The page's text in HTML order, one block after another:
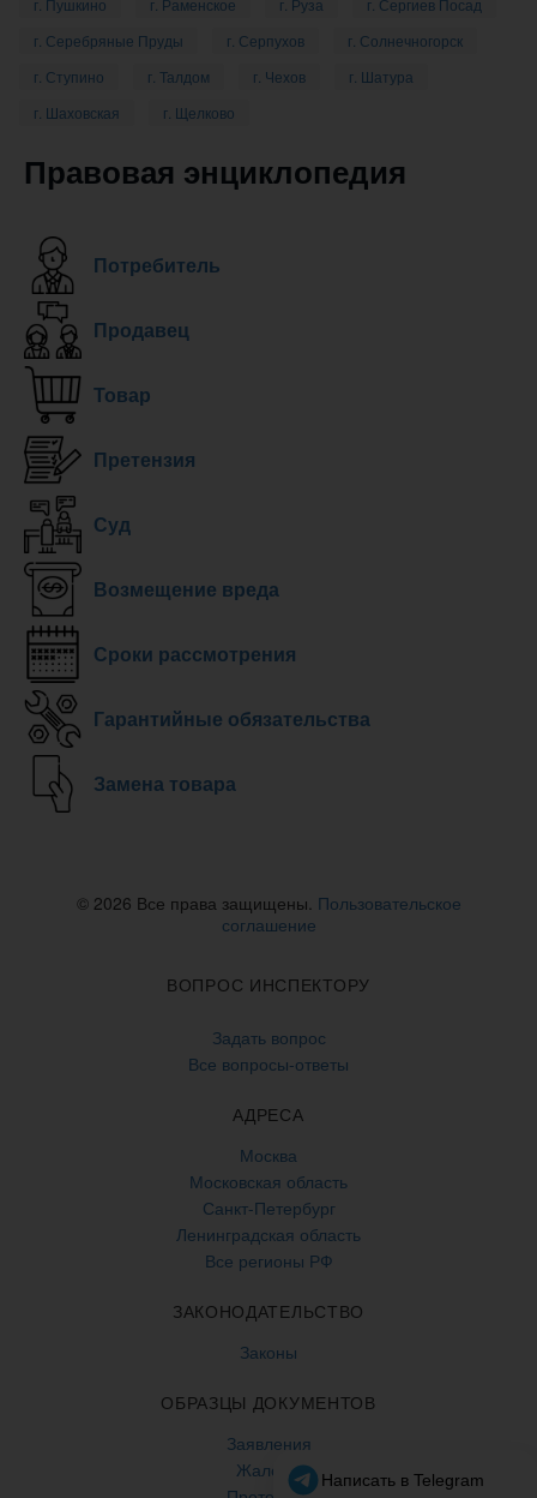
г. Пушкино
г. Раменское г. Руза
г. Сергиев Посад
г. Серебряные Пруды
г. Серпухов
г. Солнечногорск
г. Ступино
г. Талдом г. Чехов
г. Шатура
г. Шаховская
г. Щелково
Правовая энциклопедия
Потребитель
Продавец
Товар
Претензия
Суд
Возмещение вреда
Сроки рассмотрения
Гарантийные обязательства
Замена товара
© 2026 Все права защищены. Пользовательское
соглашение
ВОПРОС ИНСПЕКТОРУ
Задать вопрос
Все вопросы-ответы
АДРЕСА
Москва
Московская область
Санкт-Петербург
Ленинградская область
Все регионы РФ
ЗАКОНОДАТЕЛЬСТВО
Законы
ОБРАЗЦЫ ДОКУМЕНТОВ
Заявления
Жалобы